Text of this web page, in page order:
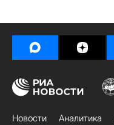
Новости Аналитика